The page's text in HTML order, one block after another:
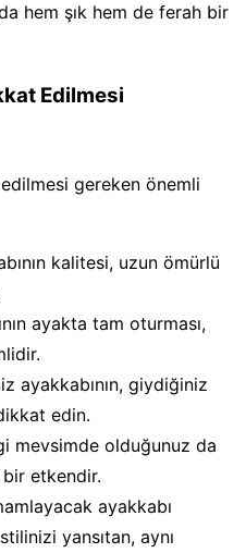
hem şık hem de ferah bir
Edilmesi
gereken önemli
kalitesi, uzun ömürlü
ayakta tam oturması,
ayakkabının, giydiğiniz
edin.
mevsimde olduğunuz da
etkendir.
ayakkabı
yansıtan, aynı